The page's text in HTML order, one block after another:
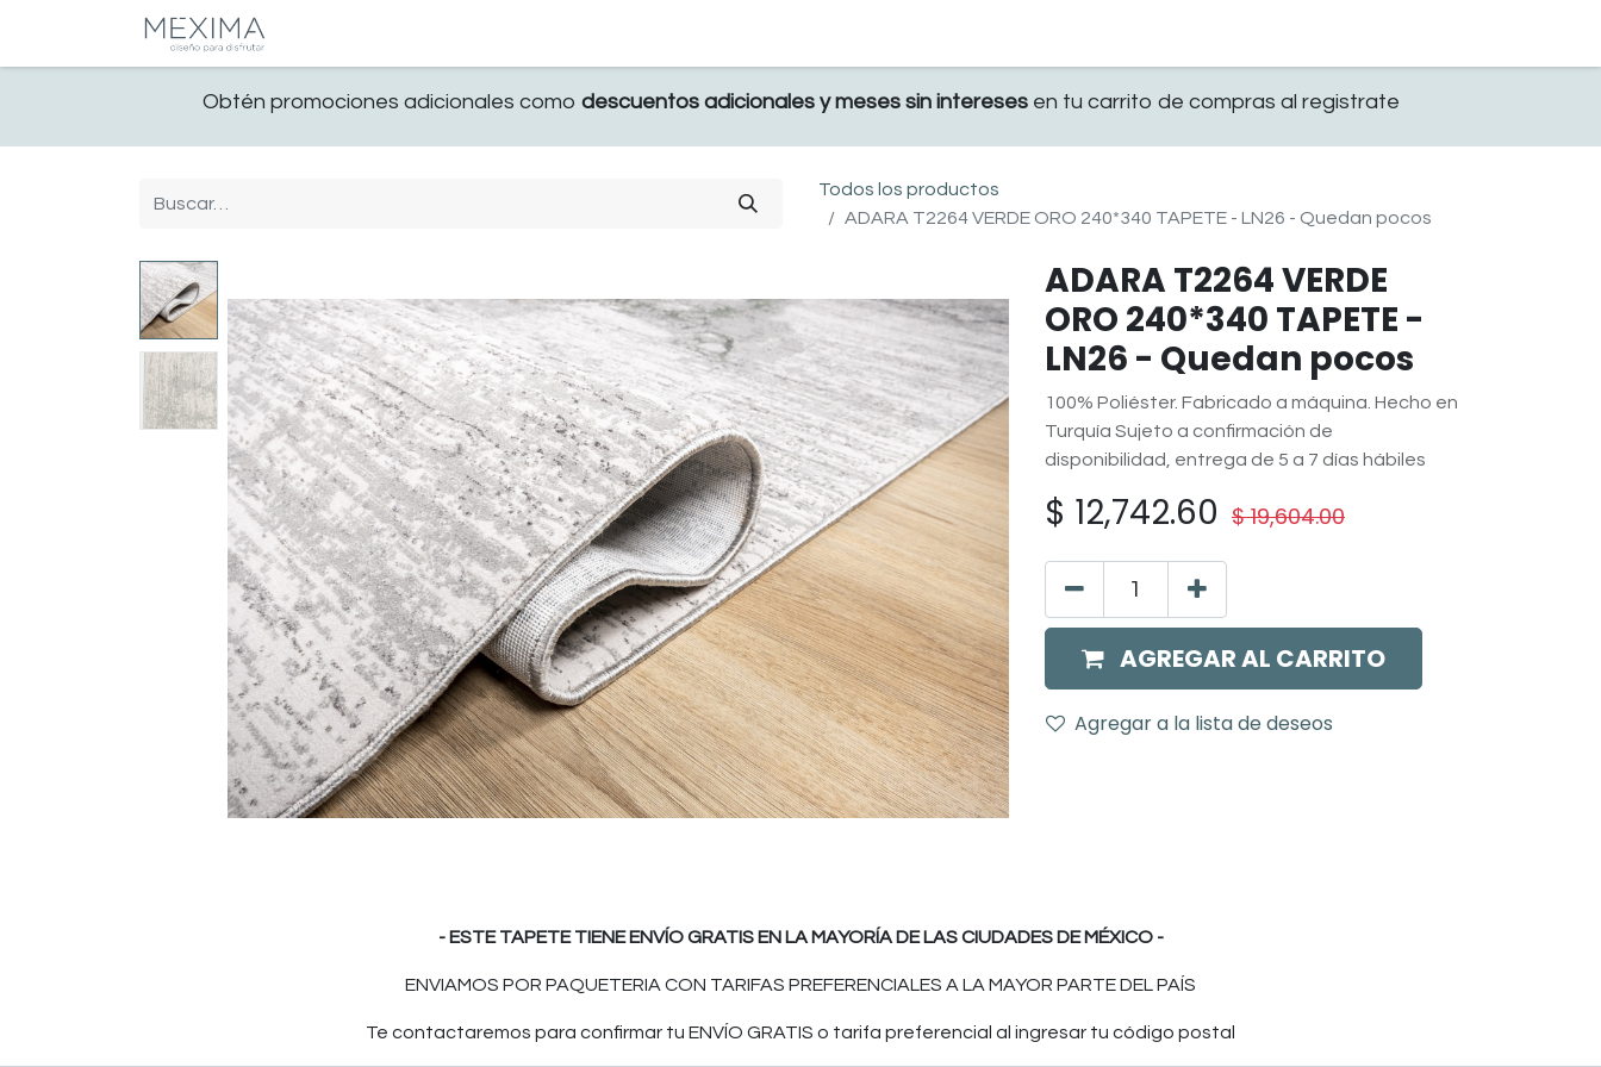
Obtén promociones adicionales como descuentos adicionales y meses sin interesesen tu carrito de compras al registrate
Todos los productos
ADARA T2264 VERDE ORO 240*340 TAPETE - LN26 - Quedan pocos
ADARA T2264 VERDE
ORO 240*340 TAPETE -
LN26 - Quedan pocos
100% Poliéster. Fabricado a máquina. Hecho en
Turquía Sujeto a confirmación de
disponibilidad, entrega de 5 a 7 días hábiles
$ 12,742.60 $19,604.00
AGREGAR AL CARRITO
Agregar a la lista de deseos
- ESTE TAPETE TIENE ENVÍO GRATIS EN LA MAYORÍA DE LAS CIUDADES DE MÉXICO -
ENVIAMOS POR PAQUETERIA CON TARIFAS PREFERENCIALES A LA MAYOR PARTE DEL PAÍS
Te contactaremos para confirmar tu ENVÍO GRATIS o tarifa preferencial al ingresar tu código postal